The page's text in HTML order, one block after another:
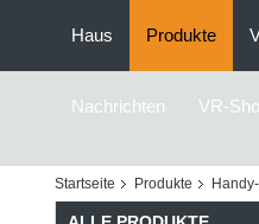
Haus Produkte
Nachrichten VR-
Startseite Produkte